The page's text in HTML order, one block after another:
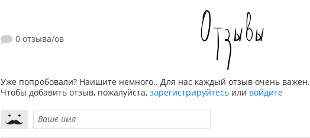
0 отзыва/ов Отзывы
Уже попробовали? Наишите немного.. Для нас каждый отзыв очень важен.
Чтобы добавить отзыв, пожалуйста, зарегистрируйтесьили войдите